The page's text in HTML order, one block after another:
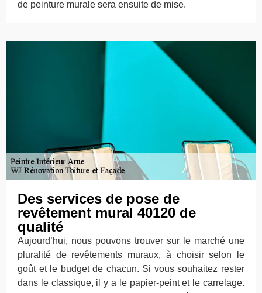
de peinture murale sera ensuite de mise.
Des services de pose de
revêtement mural 40120 de
qualité
Aujourd’hui, nous pouvons trouver sur le marché une
pluralité de revêtements muraux, à choisir selon le
goût et le budget de chacun. Si vous souhaitez rester
dans le classique, il y a le papier-peint et le carrelage.